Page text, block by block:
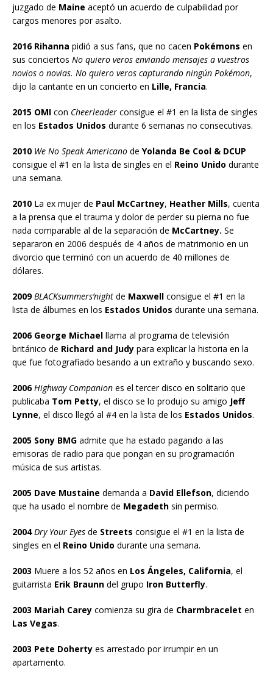
juzgado de Maine aceptó un acuerdo de culpabilidad por
cargos menores por asalto.
2016 Rihanna pidió a sus fans, que no cacen Pokémons en
sus conciertos No quiero veros enviando mensajes a vuestros
novios o novias. No quiero veros capturando ningún Pokémon,
dijo la cantante en un concierto en Lille, Francia.
2015 OMI con Cheerleader consigue el #1 en la lista de singles
en los Estados Unidos durante 6 semanas no consecutivas.
2010 We No Speak Americano de Yolanda Be Cool & DCUP
consigue el #1 en la lista de singles en el Reino Unido durante
una semana.
2010 La ex mujer de Paul McCartney, Heather Mills, cuenta
a la prensa que el trauma y dolor de perder su pierna no fue
nada comparable al de la separación de McCartney. Se
separaron en 2006 después de 4 años de matrimonio en un
divorcio que terminó con un acuerdo de 40 millones de
dólares.
2009 BLACKsummers’night de Maxwell consigue el #1 en la
lista de álbumes en los Estados Unidos durante una semana.
2006 George Michael llama al programa de televisión
británico de Richard and Judy para explicar la historia en la
que fue fotografiado besando a un extraño y buscando sexo.
2006 Highway Companion es el tercer disco en solitario que
publicaba Tom Petty, el disco se lo produjo su amigo Jeff
Lynne, el disco llegó al #4 en la lista de los Estados Unidos.
2005 Sony BMG admite que ha estado pagando a las
emisoras de radio para que pongan en su programación
música de sus artistas.
2005 Dave Mustaine demanda a David Ellefson, diciendo
que ha usado el nombre de Megadeth sin permiso.
2004 Dry Your Eyes de Streets consigue el #1 en la lista de
singles en el Reino Unido durante una semana.
2003 Muere a los 52 años en Los Ángeles, California, el
guitarrista Erik Braunn del grupo Iron Butterfly.
2003 Mariah Carey comienza su gira de Charmbracelet en
Las Vegas.
2003 Pete Doherty es arrestado por irrumpir en un
apartamento.